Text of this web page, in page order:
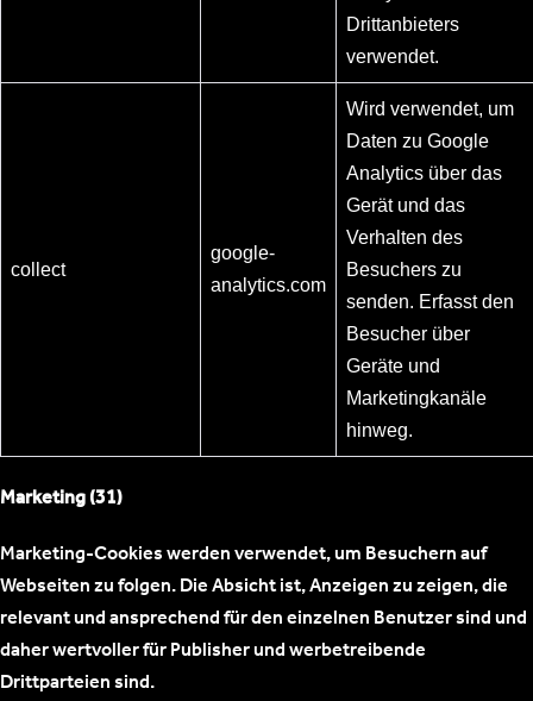
Drittanbieters
verwendet.
collect
google-
analytics.com
Wird verwendet, um
Daten zu Google
Analytics über das
Gerät und das
Verhalten des
Besuchers zu
senden. Erfasst den
Besucher über
Geräte und
Marketingkanäle
hinweg.
Marketing (31)
Marketing-Cookies werden verwendet, um Besuchern auf
Webseiten zu folgen. Die Absicht ist, Anzeigen zu zeigen, die
relevant und ansprechend für den einzelnen Benutzer sind und
daher wertvoller für Publisher und werbetreibende
Drittparteien sind.